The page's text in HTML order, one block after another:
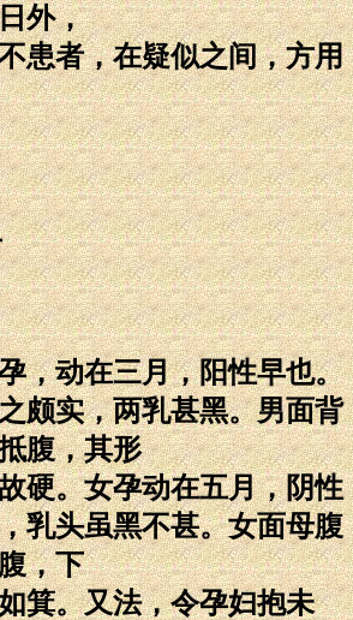
外，
患者，在疑似之间，方用
，动在三月，阳性早也。
颇实，两乳甚黑。男面背
腹，其形
硬。女孕动在五月，阴性
乳头虽黑不甚。女面母腹
，下
箕。又法，令孕妇抱未